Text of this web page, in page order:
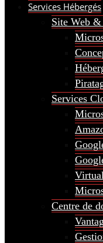
Services Hébergés
Site Web
Services
Centre de